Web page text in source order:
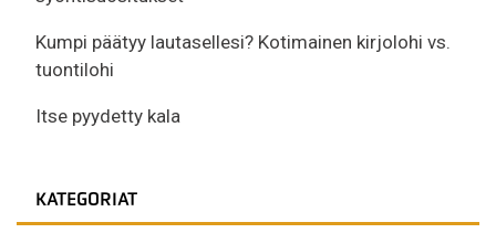
Kumpi päätyy lautasellesi? Kotimainen kirjolohi vs.
tuontilohi
Itse pyydetty kala
KATEGORIAT